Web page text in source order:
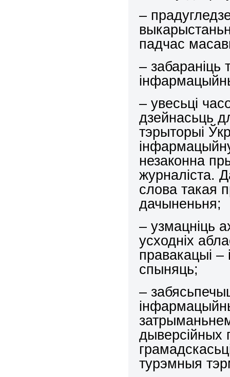
–
падчас
– забараніць
– увесьці
дзейнасьць
тэрыторыі
незаконна
журналіста.
слова такая
дачыненьня;
– узмацніць
усходніх
правакацыі –
спыняць;
–
дыверсійных
турэмныя